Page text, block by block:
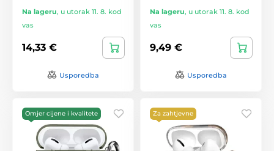
Na lageru, u utorak 11. 8. kod
vas
14,33 €
Usporedba
Na lageru, u utorak 11. 8. kod
vas
9,49 €
Usporedba
Omjer cijene i kvalitete Za zahtjevne